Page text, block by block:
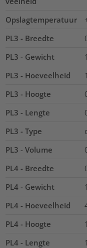
Opslagtemperatuur
PL3 - Breedte
PL3 - Gewicht
PL3 - Hoeveelheid
1
PL3 - Hoogte
PL3 - Lengte
PL3 - Type
PL3 - Volume
PL4 - Breedte
PL4 - Gewicht
PL4 - Hoeveelheid
PL4 - Hoogte
PL4 - Lengte